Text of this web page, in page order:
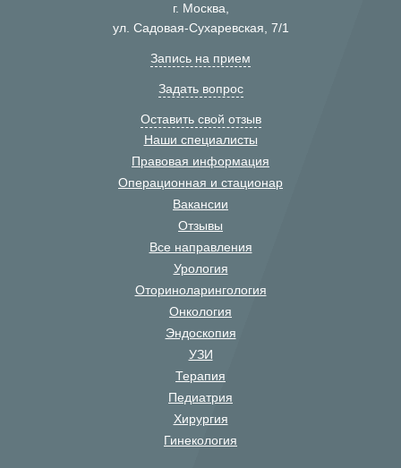
г. Москва,
ул. Садовая-Сухаревская, 7/1
Запись на прием
Задать вопрос
Оставить свой отзыв
Наши специалисты
Правовая информация
Операционная и стационар
Вакансии
Отзывы
Все направления
Урология
Оториноларингология
Онкология
Эндоскопия
УЗИ
Терапия
Педиатрия
Хирургия
Гинекология